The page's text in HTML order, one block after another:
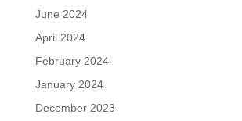
June 2024
April 2024
February 2024
January 2024
December 2023